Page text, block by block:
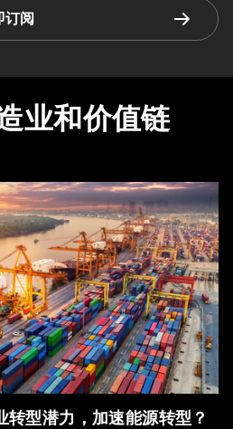
订阅
业和价值链
转型潜力，加速能源转型？